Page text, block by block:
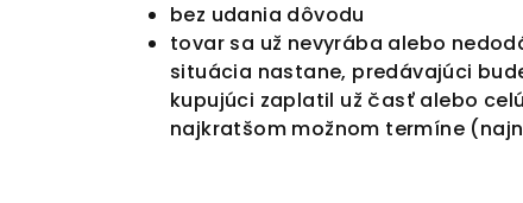
bez udania dôvodu
tovar sa už nevyrába alebo
situácia nastane, predávajúci
kupujúci zaplatil už časť alebo
najkratšom možnom termíne